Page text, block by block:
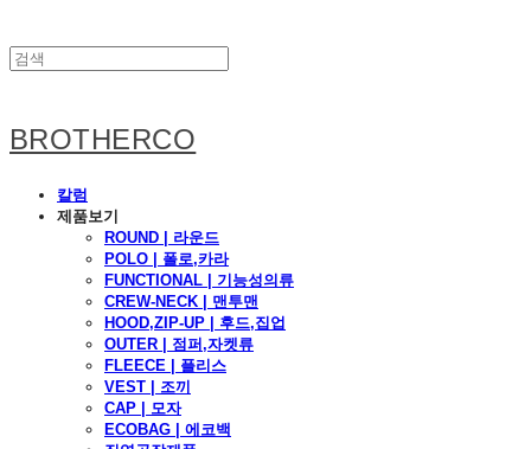
BROTHERCO
칼럼
제품보기
ROUND | 라운드
POLO | 폴로,카라
FUNCTIONAL | 기능성의류
CREW-NECK | 맨투맨
HOOD,ZIP-UP | 후드,집업
OUTER | 점퍼,자켓류
FLEECE | 플리스
VEST | 조끼
CAP | 모자
ECOBAG | 에코백